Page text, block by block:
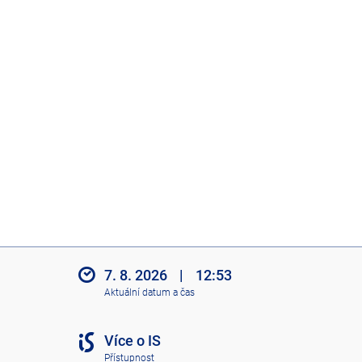
7. 8. 2026 | 12:53
Aktuální datum a čas
Více o IS
Přístupnost